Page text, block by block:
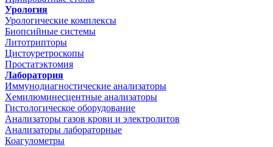
Урология
Урологические комплексы
Биопсийные системы
Литотрипторы
Цистоуретроскопы
Простатэктомия
Лаборатория
Иммунодиагностические анализаторы
Хемилюминесцентные анализаторы
Гистологическое оборудование
Анализаторы газов крови и электролитов
Анализаторы лабораторные
Коагулометры